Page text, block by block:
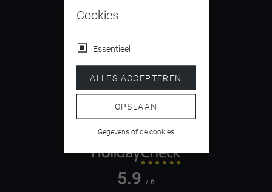
9.4
4.5
5.9 / 6
Cookies
Essentieel
ALLES ACCEPTEREN
OPSLAAN
Gegevens of de cookies